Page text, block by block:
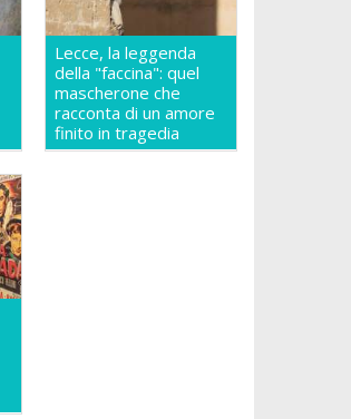
Lecce, la leggenda
della "faccina": quel
mascherone che
racconta di un amore
finito in tragedia